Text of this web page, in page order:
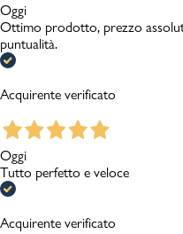
Oggi
Ottimo prodotto, prezzo
puntualità.
Acquirente verificato
Oggi
Tutto perfetto e veloce
Acquirente verificato